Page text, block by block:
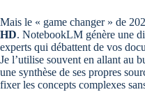
Mais le « game changer » de
HD. NotebookLM génère une
experts qui débattent de vos
Je l’utilise souvent en allant au
une synthèse de ses propres
fixer les concepts complexes